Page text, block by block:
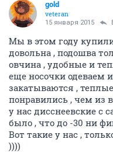
gold
veteran
15 января 2015
Мы в этом году
довольна , подошва
овчина , удобные и
еще носочки одеваем
закатываются ,
понравились , чем из
у нас дисснеевские с
было , что до -30 ни
Вот такие у нас ,
))))